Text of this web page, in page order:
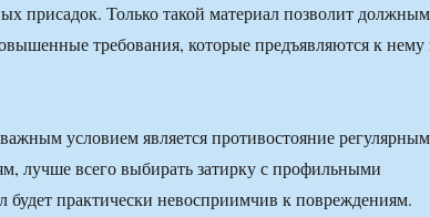
присадок. Только такой материал позволит должным
требования, которые предъявляются к нему
условием является противостояние регулярным
лучше всего выбирать затирку с профильными
будет практически невосприимчив к повреждениям.